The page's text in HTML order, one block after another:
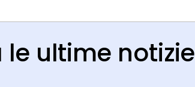
le ultime notizie